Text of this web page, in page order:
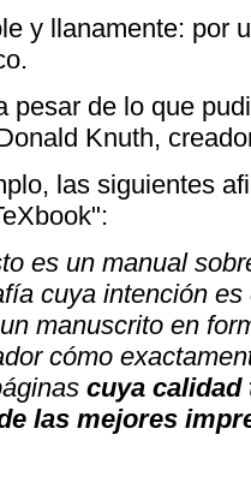
y llanamente: por
pesar de lo que
Knuth,
las siguientes
es un manual
cuya intención
manuscrito en
cómo
cuya calidad
las mejores